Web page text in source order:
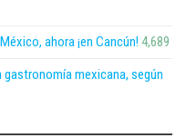
ahora ¡en Cancún! 4,689
mexicana, según